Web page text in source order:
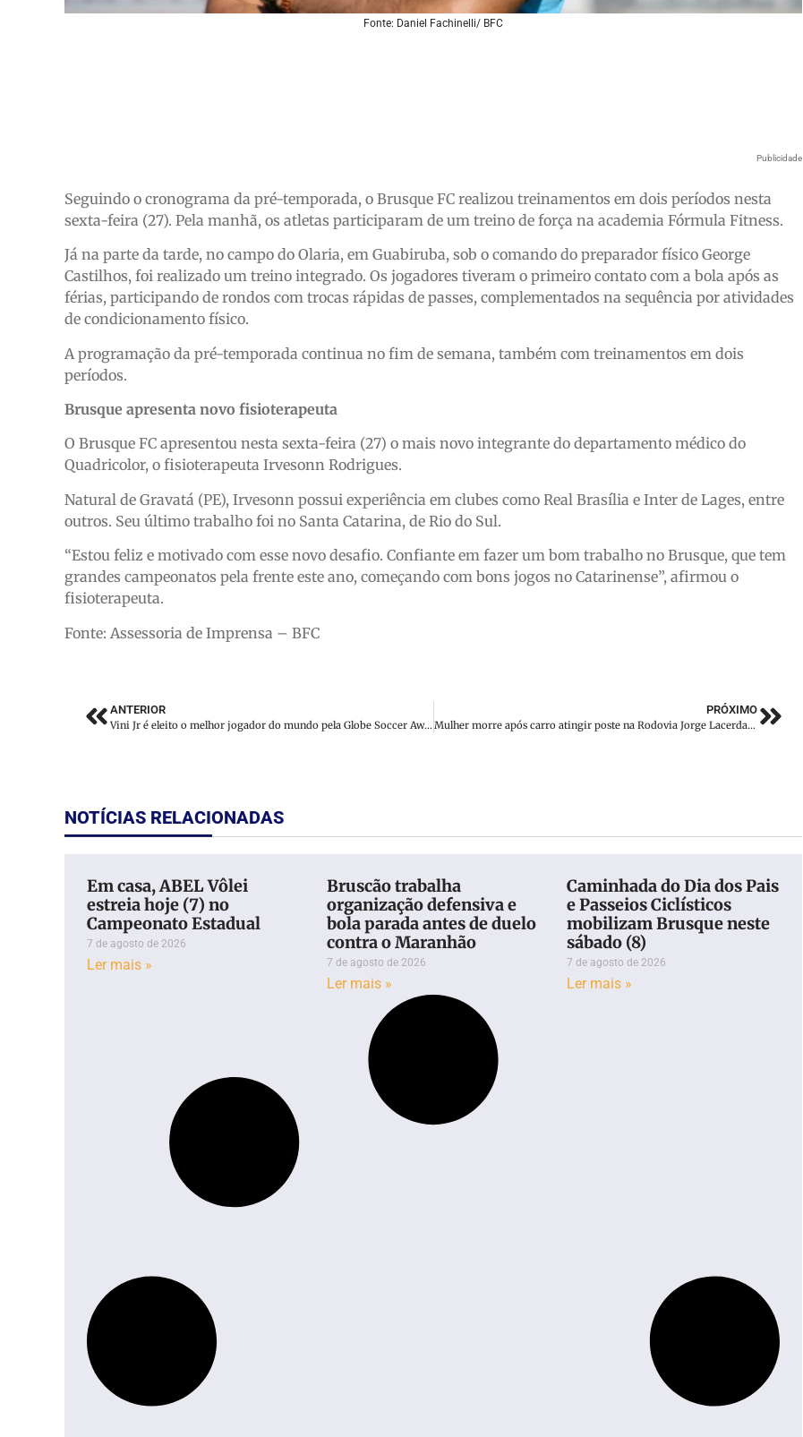
Fonte: Daniel Fachinelli/ BFC
Publicidade
Seguindo o cronograma da pré-temporada, o Brusque FC realizou treinamentos em dois períodos nesta
sexta-feira (27). Pela manhã, os atletas participaram de um treino de força na academia Fórmula Fitness.
Já na parte da tarde, no campo do Olaria, em Guabiruba, sob o comando do preparador físico George
Castilhos, foi realizado um treino integrado. Os jogadores tiveram o primeiro contato com a bola após as
férias, participando de rondos com trocas rápidas de passes, complementados na sequência por atividades
de condicionamento físico.
A programação da pré-temporada continua no fim de semana, também com treinamentos em dois
períodos.
Brusque apresenta novo fisioterapeuta
O Brusque FC apresentou nesta sexta-feira (27) o mais novo integrante do departamento médico do
Quadricolor, o fisioterapeuta Irvesonn Rodrigues.
Natural de Gravatá (PE), Irvesonn possui experiência em clubes como Real Brasília e Inter de Lages, entre
outros. Seu último trabalho foi no Santa Catarina, de Rio do Sul.
“Estou feliz e motivado com esse novo desafio. Confiante em fazer um bom trabalho no Brusque, que tem
grandes campeonatos pela frente este ano, começando com bons jogos no Catarinense”, afirmou o
fisioterapeuta.
Fonte: Assessoria de Imprensa – BFC
ANTERIOR
Vini Jr é eleito o melhor jogador do mundo pela Globe Soccer Awards
PRÓXIMO
Mulher morre após carro atingir poste na Rodovia Jorge Lacerda, em Ilhota (SC)
NOTÍCIAS RELACIONADAS
Em casa, ABEL Vôlei
estreia hoje (7) no
Campeonato Estadual
7 de agosto de 2026
Ler mais »
Bruscão trabalha
organização defensiva e
bola parada antes de duelo
contra o Maranhão
7 de agosto de 2026
Ler mais »
Caminhada do Dia dos Pais
e Passeios Ciclísticos
mobilizam Brusque neste
sábado (8)
7 de agosto de 2026
Ler mais »